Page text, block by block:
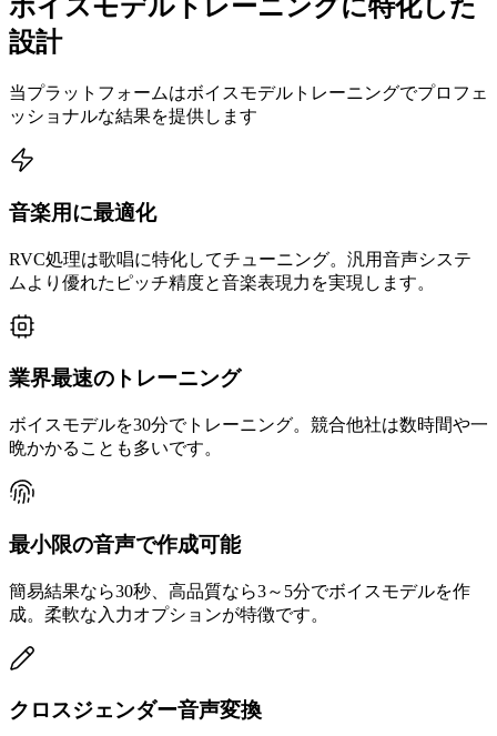
ボイスモデルトレーニングに特化した
設計
当プラットフォームはボイスモデルトレーニングでプロフェ
ッショナルな結果を提供します
音楽用に最適化
RVC処理は歌唱に特化してチューニング。汎用音声システ
ムより優れたピッチ精度と音楽表現力を実現します。
業界最速のトレーニング
ボイスモデルを30分でトレーニング。競合他社は数時間や一
晩かかることも多いです。
最小限の音声で作成可能
簡易結果なら30秒、高品質なら3～5分でボイスモデルを作
成。柔軟な入力オプションが特徴です。
クロスジェンダー音声変換